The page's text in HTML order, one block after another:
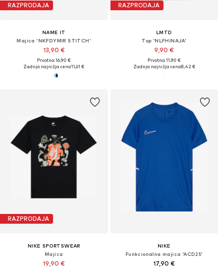
RAZPRODAJA
NAME IT
Majica 'NKFDYMIR STITCH'
13,90 €
Prvotno: 16,90 €
Zadnja najnižja cena11,61 €
RAZPRODAJA
LMTD
Top 'NLFHINAJA'
9,90 €
Prvotno: 11,90 €
Zadnja najnižja cena8,42 €
RAZPRODAJA
NIKE SPORTSWEAR
Majica
19,90 €
NIKE
Funkcionalna majica 'ACD25'
17,90 €